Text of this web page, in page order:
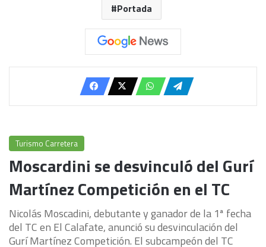
Portada